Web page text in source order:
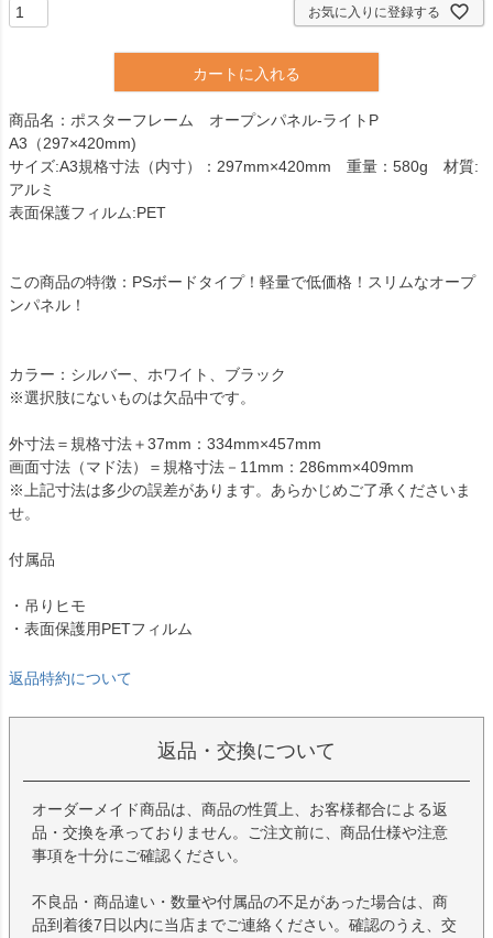
お気に入りに登録する
カートに入れる
商品名：ポスターフレーム オープンパネル-ライトP
A3（297×420mm)
サイズ:A3規格寸法（内寸）：297mm×420mm 重量：580g 材質:
アルミ
表面保護フィルム:PET
この商品の特徴：PSボードタイプ！軽量で低価格！スリムなオープ
ンパネル！
カラー：シルバー、ホワイト、ブラック
※選択肢にないものは欠品中です。
外寸法＝規格寸法＋37mm：334mm×457mm
画面寸法（マド法）＝規格寸法－11mm：286mm×409mm
※上記寸法は多少の誤差があります。あらかじめご了承くださいま
せ。
付属品
・吊りヒモ
・表面保護用PETフィルム
返品特約について
返品・交換について
オーダーメイド商品は、商品の性質上、お客様都合による返
品・交換を承っておりません。ご注文前に、商品仕様や注意
事項を十分にご確認ください。
不良品・商品違い・数量や付属品の不足があった場合は、商
品到着後7日以内に当店までご連絡ください。確認のうえ、交